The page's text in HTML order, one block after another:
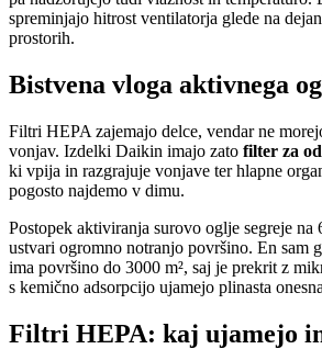
spreminjajo hitrost ventilatorja glede na
prostorih.
Bistvena vloga aktivnega
Filtri HEPA zajemajo delce, vendar ne
vonjav. Izdelki Daikin imajo zato filter za
ki vpija in razgrajuje vonjave ter hlapne
pogosto najdemo v dimu.
Postopek aktiviranja surovo oglje segreje na
ustvari ogromno notranjo površino. En sam
ima površino do 3000 m², saj je prekrit z
s kemično adsorpcijo ujamejo plinasta
Filtri HEPA: kaj ujamejo